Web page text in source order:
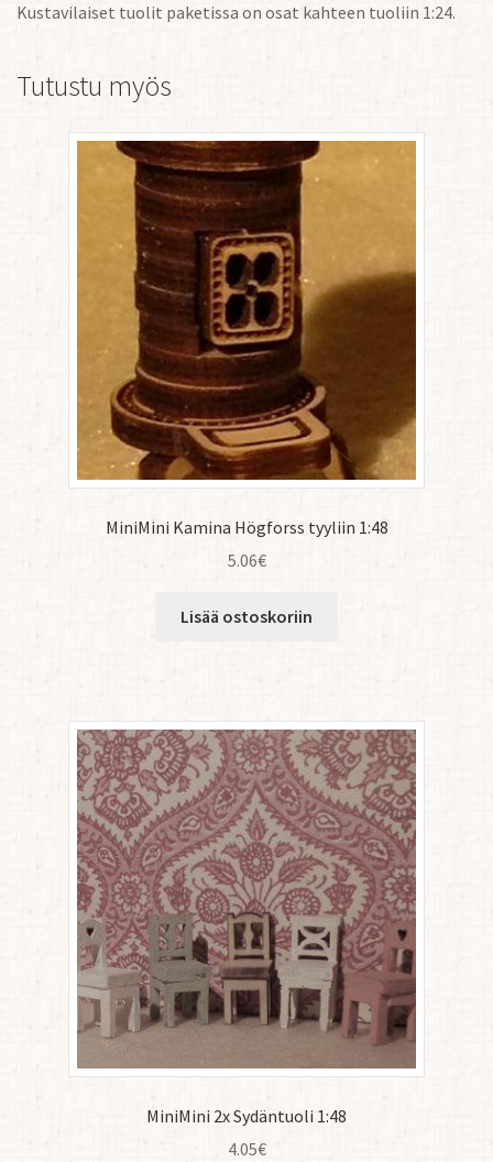
Kustavilaiset tuolit paketissa on osat kahteen tuoliin 1:24.
Tutustu myös
MiniMini Kamina Högforss tyyliin 1:48
5.06€
Lisää ostoskoriin
MiniMini 2x Sydäntuoli 1:48
4.05€